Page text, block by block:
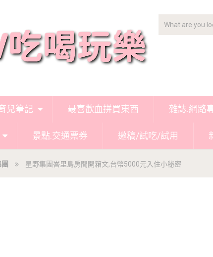
兒筆記 最喜歡血拼買東西 雜誌.網路
景點.交通票券 邀稿/試吃/試用
星野集團峇里島房間開箱文,台幣5000元入住小秘密